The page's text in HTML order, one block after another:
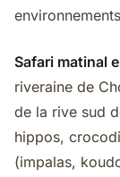
Safari matinal
riveraine de
de la rive sud
hippos,
(impalas,